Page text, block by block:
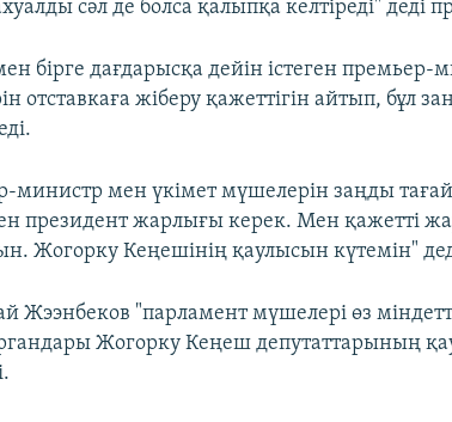
сәл де болса қалыпқа келтіреді" деді
бірге дағдарысқа дейін істеген премьер-
отставкаға жіберу қажеттігін айтып, бұл
министр мен үкімет мүшелерін заңды
президент жарлығы керек. Мен қажетті
Жогорку Кеңешінің қаулысын күтемін"
Жээнбеков "парламент мүшелері өз
Жогорку Кеңеш депутаттарының